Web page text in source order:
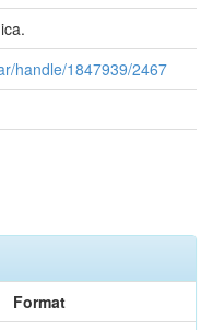
handle/1847939/2467
Format